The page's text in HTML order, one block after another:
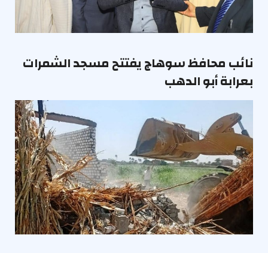
نائب محافظ سوهاج يفتتح مسجد الشمرات
بعرابة أبو الدهب